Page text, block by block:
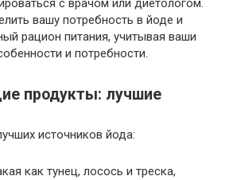
с врачом или диетологом.
вашу потребность в йоде и
рацион питания, учитывая ваши
и потребности.
продукты: лучшие
источников йода:
как тунец, лосось и треска,